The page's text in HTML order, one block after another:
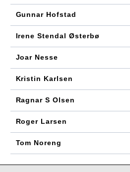
Gunnar Hofstad
Irene Stendal Østerbø
Joar Nesse
Kristin Karlsen
Ragnar S Olsen
Roger Larsen
Tom Noreng